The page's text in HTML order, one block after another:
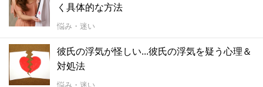
く具体的な方法
悩み・迷い
彼氏の浮気が怪しい...彼氏の浮気を疑う心理＆
対処法
悩み・迷い